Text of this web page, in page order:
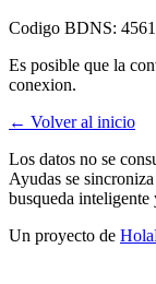
Codigo BDNS:
Es posible que la
conexion.
← Volver al inicio
Los datos no se
Ayudas se
busqueda inteligente
Un proyecto de